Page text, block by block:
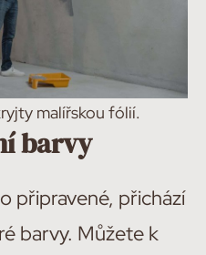
malířskou fólií.
barvy
připravené, přichází
barvy. Můžete k